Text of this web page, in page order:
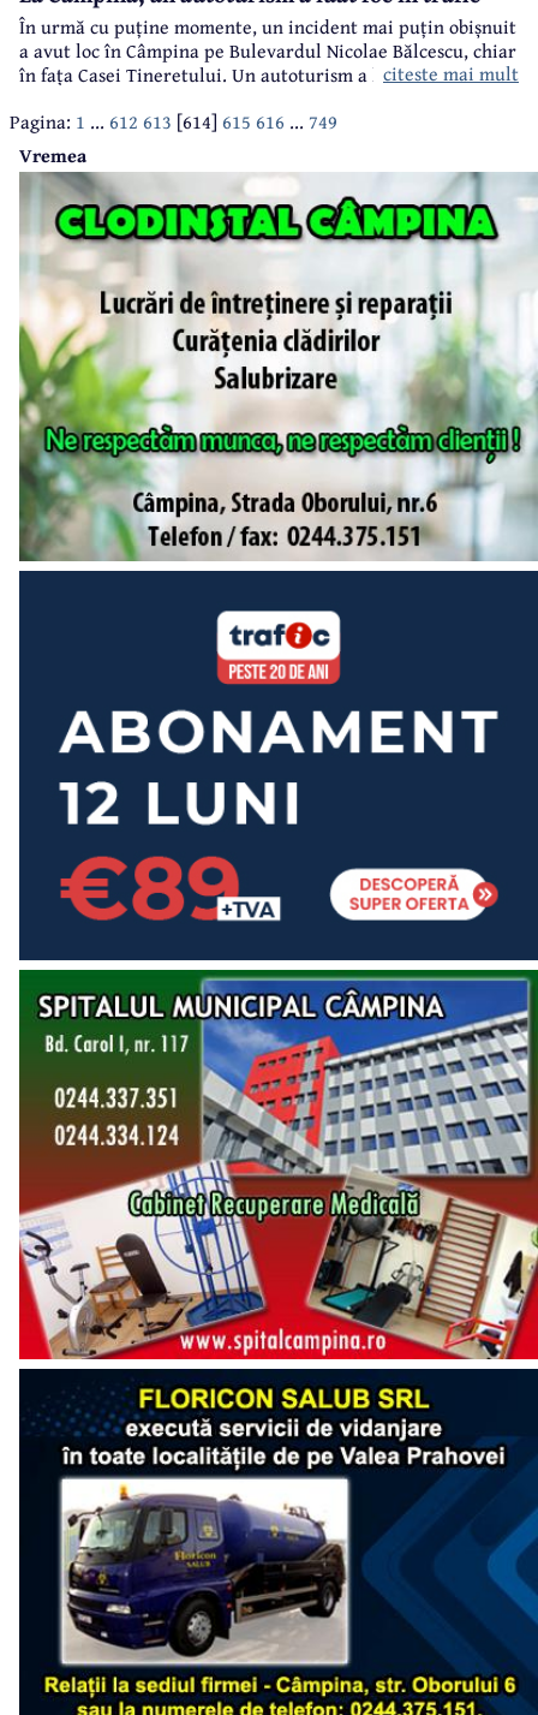
În urmă cu puține momente, un incident mai puțin obișnuit
a avut loc în Câmpina pe Bulevardul Nicolae Bălcescu, chiar
în fața Casei Tineretului. Un autoturism a luat foc în trafic,
incendiului.
citeste mai mult
Pagina: 1 ... 612 613 [614] 615 616 ... 749
Vremea